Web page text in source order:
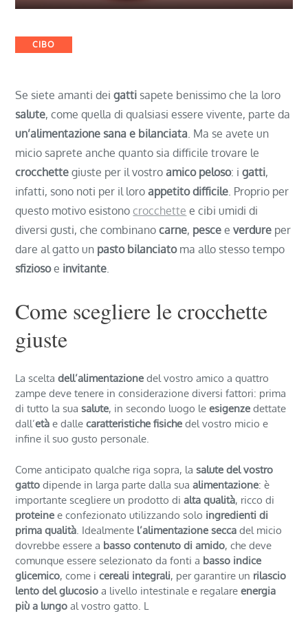
Categories
CIBO
Se siete amanti deigatti sapete benissimo che la loro
salute, come quella di qualsiasi essere vivente, parte da
un’alimentazione sana e bilanciata. Ma se avete un
micio saprete anche quanto sia difficile trovare le
crocchette giuste per il vostroamico peloso: igatti,
infatti, sono noti per il loroappetito difficile. Proprio per
questo motivo esistonocrocchette e cibi umidi di
diversi gusti, che combinanocarne, pesce everdure per
dare al gatto un pasto bilanciatoma allo stesso tempo
sfiziosoe invitante.
Come scegliere le crocchette
giuste
La sceltadell’alimentazione del vostro amico a quattro
zampe deve tenere in considerazione diversi fattori: prima
di tutto la suasalute, in secondo luogo leesigenze dettate
dall’etàe dallecaratteristiche fisiche del vostro micio e
infine il suo gusto personale.
Come anticipato qualche riga sopra, lasalute del vostro
gatto dipende in larga parte dalla suaalimentazione: è
importante scegliere un prodotto dialta qualità, ricco di
proteine e confezionato utilizzando solo ingredienti di
prima qualità . Idealmente l’alimentazione secca del micio
dovrebbe essere a basso contenuto di amido, che deve
comunque essere selezionato da fonti a basso indice
glicemico, come icereali integrali, per garantire un rilascio
lento del glucosio a livello intestinale e regalareenergia
più a lungo al vostro gatto. L